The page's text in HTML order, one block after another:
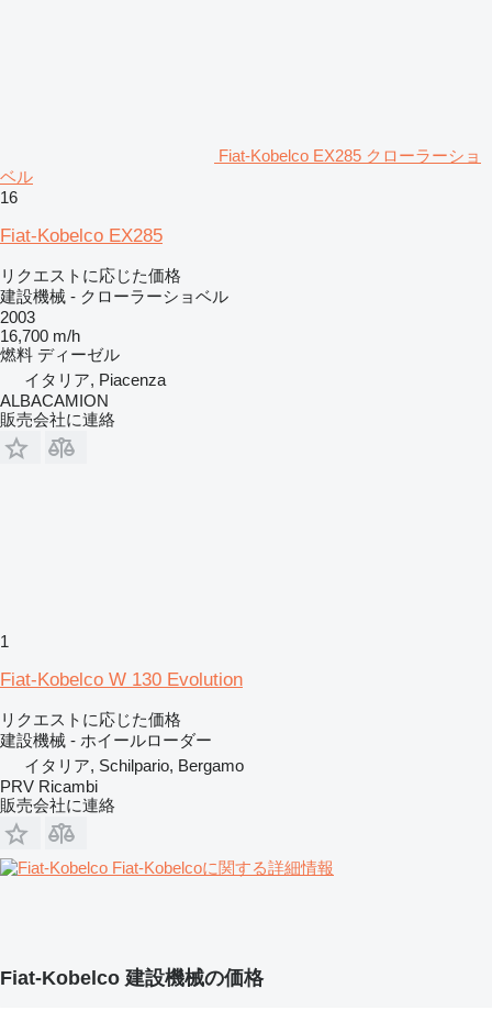
Fiat-Kobelco EX285 クローラーショ
ベル
16
Fiat-Kobelco EX285
リクエストに応じた価格
建設機械 - クローラーショベル
2003
16,700 m/h
燃料 ディーゼル
イタリア, Piacenza
ALBACAMION
販売会社に連絡
1
Fiat-Kobelco W 130 Evolution
リクエストに応じた価格
建設機械 - ホイールローダー
イタリア, Schilpario, Bergamo
PRV Ricambi
販売会社に連絡
Fiat-Kobelcoに関する詳細情報
Fiat-Kobelco 建設機械の価格